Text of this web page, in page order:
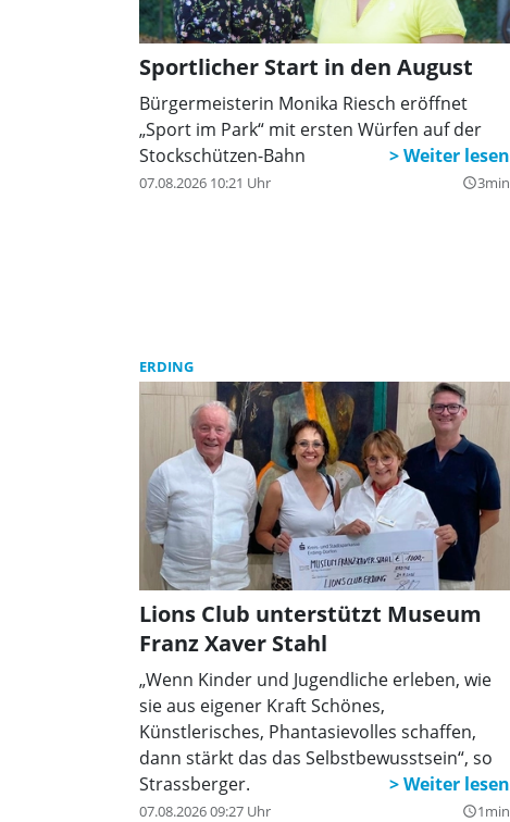
Sportlicher Start in den August
Bürgermeisterin Monika Riesch eröffnet
„Sport im Park“ mit ersten Würfen auf der
Stockschützen-Bahn
07.08.2026 10:21 Uhr query_builder3min
ERDING
Lions Club unterstützt Museum
Franz Xaver Stahl
„Wenn Kinder und Jugendliche erleben, wie
sie aus eigener Kraft Schönes,
Künstlerisches, Phantasievolles schaffen,
dann stärkt das das Selbstbewusstsein“, so
Strassberger.
07.08.2026 09:27 Uhr query_builder1min